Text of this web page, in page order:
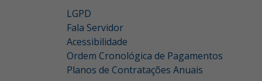
LGPD
Fala Servidor
Acessibilidade
Ordem Cronológica de Pagamentos
Planos de Contratações Anuais